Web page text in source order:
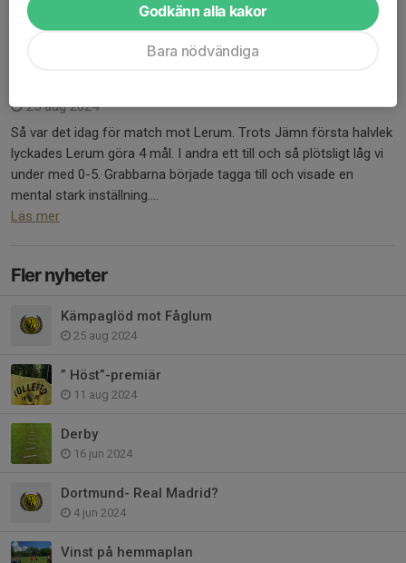
Läs mer
25 aug 2024
Så var det idag för match mot Lerum. Trots Jämn första halvlek
lyckades Lerum göra 4 mål. I andra ett till och så plötsligt låg vi
under med 0-5. Grabbarna började tagga till och visade en
mental stark inställning....
Läs mer
Fler nyheter
Kämpaglöd mot Fåglum
25 aug 2024
” Höst”-premiär
11 aug 2024
Derby
16 jun 2024
Dortmund- Real Madrid?
4 jun 2024
Vinst på hemmaplan
Godkänn alla kakor
Bara nödvändiga